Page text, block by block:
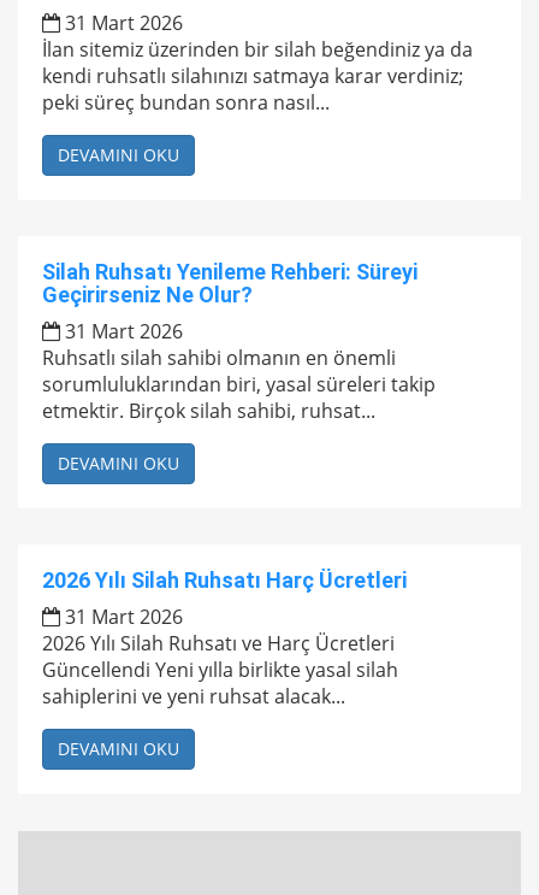
31 Mart 2026
İlan sitemiz üzerinden bir silah beğendiniz ya da
kendi ruhsatlı silahınızı satmaya karar verdiniz;
peki süreç bundan sonra nasıl...
DEVAMINI OKU
Silah Ruhsatı Yenileme Rehberi: Süreyi
Geçirirseniz Ne Olur?
31 Mart 2026
Ruhsatlı silah sahibi olmanın en önemli
sorumluluklarından biri, yasal süreleri takip
etmektir. Birçok silah sahibi, ruhsat...
DEVAMINI OKU
2026 Yılı Silah Ruhsatı Harç Ücretleri
31 Mart 2026
2026 Yılı Silah Ruhsatı ve Harç Ücretleri
Güncellendi Yeni yılla birlikte yasal silah
sahiplerini ve yeni ruhsat alacak...
DEVAMINI OKU